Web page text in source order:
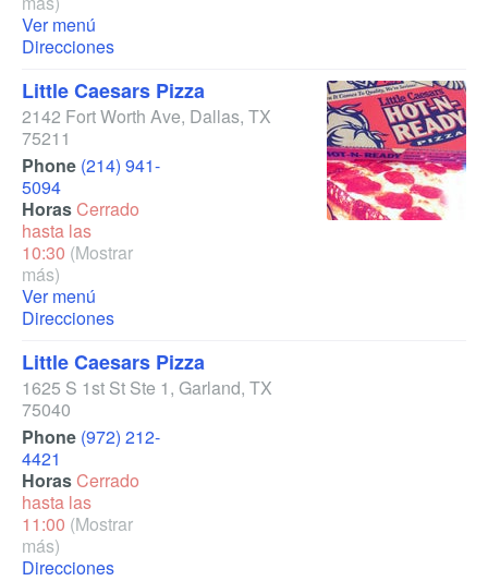
Ver menú
Direcciones
Little Caesars Pizza
2142 Fort Worth Ave, Dallas, TX
75211
Phone (214) 941-
5094
HorasCerrado
hasta las
10:30 (Mostrar
más)
Ver menú
Direcciones
Little Caesars Pizza
1625 S 1st St Ste 1, Garland, TX
75040
Phone (972) 212-
4421
HorasCerrado
hasta las
11:00 (Mostrar
más)
Direcciones